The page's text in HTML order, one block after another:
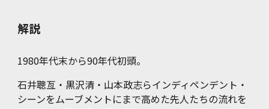
解説
1980年代末から90年代初頭。
石井聰亙・黒沢清・山本政志らインディペンデント・
シーンをムーブメントにまで高めた先人たちの流れを